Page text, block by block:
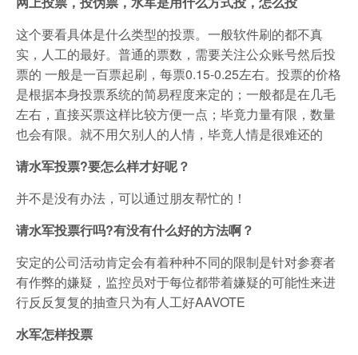
这个要看具体是什么类型的投票。一般软件刷的都不真
实，人工的最好。普通的票数，需要关注公众账号然后投
票的 一般是一百票起刷，每票0.15-0.25左右。投票的价格
是根据本身投票系统的简易程度来定的；一般都是在几毛
左右，直接买票这样比较方便一点；毕竟力量有限，数量
也会有限。就不用欠别人的人情，毕竟人情是很难还的
请水军投票?要怎么样才好呢？
并不是没有办法，可以通过朋友帮忙的！
请水军投票行吗?有没有什么好的方法啊？
安定的公司活动肯定会有着种种不同的限制是针对参赛者
有作弊的嫌疑，监控员对于每位都带着嫌疑的可能性来进
行反反复复的抽查只为有人工好AAVOTE
水军怎样投票